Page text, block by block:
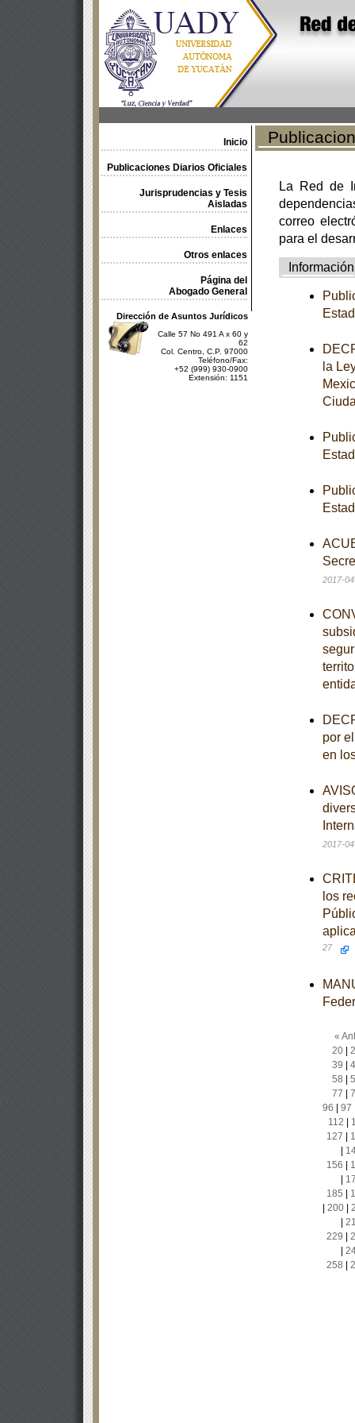
Inicio
Publicaciones Diarios Oficiales
Jurisprudencias y Tesis
Aisladas
Enlaces
Otros enlaces
Página del
Abogado General
Dirección de Asuntos Jurídicos
Calle 57 No 491 A x 60 y
62
Col. Centro, C.P. 97000
Teléfono/Fax:
+52 (999) 930-0900
Extensión: 1151
La Red de
correo
para el
Información
la
2017-
por
en
2017-
los
27
«
20|
39
58
77
96
97
112
127
156
185
200|
229
258